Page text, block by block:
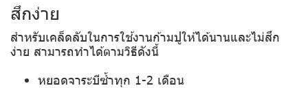
สึกง่าย
สำหรับเคล็ดลับในการใช้งานก้ามปูให้ได้นานและไม่สึก
ง่าย สามารถทำได้ตามวิธีดังนี้
หยอดจาระบีซ้ำทุก 1-2 เดือน